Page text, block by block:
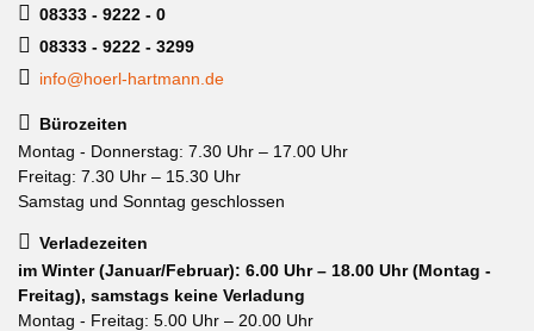
08333 - 9222 - 0
08333 - 9222 - 3299
info@hoerl-hartmann.de
Bürozeiten
Montag - Donnerstag: 7.30 Uhr – 17.00 Uhr
Freitag: 7.30 Uhr – 15.30 Uhr
Samstag und Sonntag geschlossen
Verladezeiten
im Winter (Januar/Februar): 6.00 Uhr – 18.00 Uhr (Montag -
Freitag), samstags keine Verladung
Montag - Freitag: 5.00 Uhr – 20.00 Uhr